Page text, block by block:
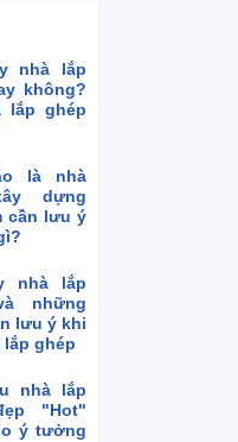
nhà lắp
không?
lắp ghép
là nhà
dựng
cần lưu ý
nhà lắp
những
lưu ý khi
lắp ghép
nhà lắp
"Hot"
ý tưởng